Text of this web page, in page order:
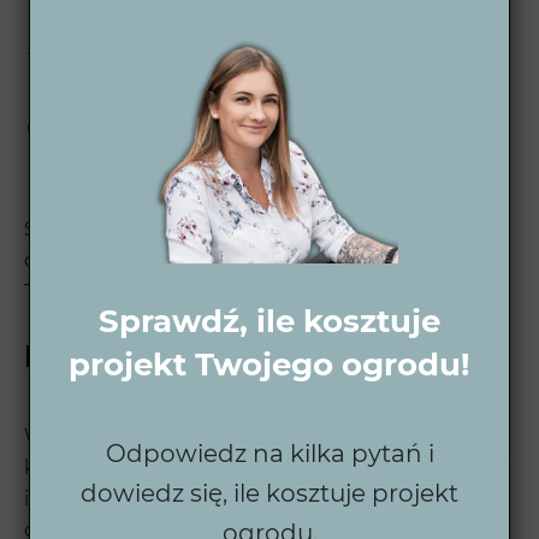
Projekt wykonawczy – szczegółowy plan,
gotowy do samodzielnej realizacji lub z naszą
Wsparcie po zakończeniu – zawsze służymy
poradami dotyczącymi pielęgnacji i eksploatacji
Sprawdź nasz proces projektowy ogrodu
dowiedzieć się, jak krok po kroku realizujemy
Twoje marzenia o idealnym ogrodzie.
Kilka słów o Wytwórni Zieleni
Wytwórnia Zieleni to zespół profesjonalistów,
którzy od ponad dekady tworzą ogrody pełne stylu
i funkcjonalności, dopasowane do indywidualnych
oczekiwań klientów. Dzięki doświadczeniu każdy
Sprawdź, ile kosztuje
projekt Twojego ogrodu!
Odpowiedz na kilka pytań i
dowiedz się, ile kosztuje projekt
ogrodu.